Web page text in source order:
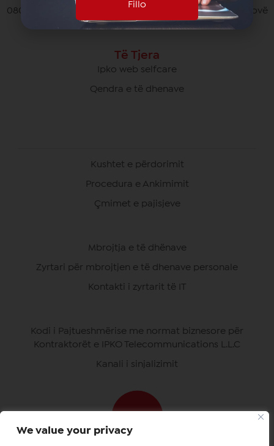
We value your privacy
080070000 pa pagesë nga të gjithë operatorët në Kosovë
Të Tjera
Ipko web selfcare
Qendra e të dhenave
Kushtet e përdorimit
Procedura e Ankimimit
Çmimet e pajisjeve
Mbrojtja e të dhënave
Zyrtari për mbrojtjen e të dhenave personale
Kontakti i zyrtarit të IT
Kodi i Pajtueshmërise me normat biznesore për
Kontraktorët e IPKO Telecommunications L.L.C
Kanali i sinjalizimit
Fillo